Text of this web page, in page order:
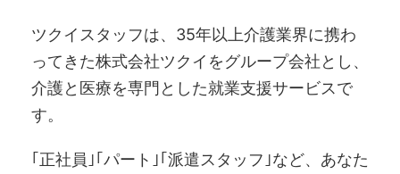
ツクイスタッフは、35年以上介護業界に携わ
ってきた株式会社ツクイをグループ会社とし、
介護と医療を専門とした就業支援サービスで
す。
｢正社員｣｢パート｣｢派遣スタッフ｣など、あなた